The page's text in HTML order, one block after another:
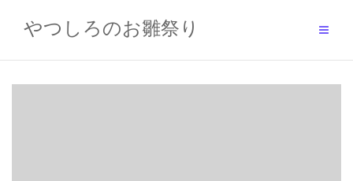
contentやつしろのお雛祭り